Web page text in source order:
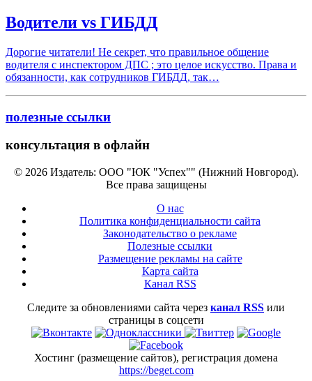
Водители vs ГИБДД
Дорогие читатели! Не секрет, что правильное общение
водителя с инспектором ДПС ; это целое искусство. Права и
обязанности, как сотрудников ГИБДД, так…
полезные ссылки
консультация в офлайн
© 2026 Издатель: ООО "ЮК "Успех"" (Нижний Новгород).
Все права защищены
О нас
Политика конфиденциальности сайта
Законодательство о рекламе
Полезные ссылки
Размещение рекламы на сайте
Карта сайта
Канал RSS
Следите за обновлениями сайта через канал RSS или
страницы в соцсети
Хостинг (размещение сайтов), регистрация домена
https://beget.com